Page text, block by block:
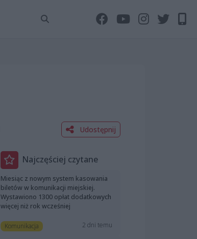
Udostępnij
Najczęściej czytane
Miesiąc z nowym system kasowania
biletów w komunikacji miejskiej.
Wystawiono 1300 opłat dodatkowych
więcej niż rok wcześniej
Komunikacja 2 dni temu